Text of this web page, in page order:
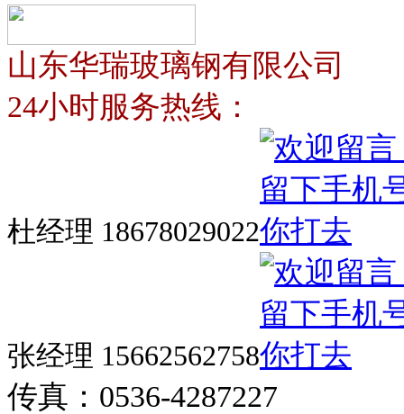
山东华瑞玻璃钢有限公司
24小时服务热线：
杜经理 18678029022
张经理 15662562758
传真：0536-4287227